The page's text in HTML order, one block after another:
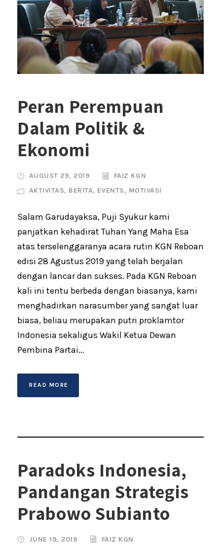
Peran Perempuan
Dalam Politik &
Ekonomi
AUGUST 29, 2019
FAIZ KGN
AKTIVITAS, BERITA, EVENTS, MOTIVASI
Salam Garudayaksa, Puji Syukur kami
panjatkan kehadirat Tuhan Yang Maha Esa
atas terselenggaranya acara rutin KGN Reboan
edisi 28 Agustus 2019 yang telah berjalan
dengan lancar dan sukses. Pada KGN Reboan
kali ini tentu berbeda dengan biasanya, kami
menghadirkan narasumber yang sangat luar
biasa, beliau merupakan putri proklamtor
Indonesia sekaligus Wakil Ketua Dewan
Pembina Partai...
READ MORE
Paradoks Indonesia,
Pandangan Strategis
Prabowo Subianto
JUNE 19, 2019
FAIZ KGN